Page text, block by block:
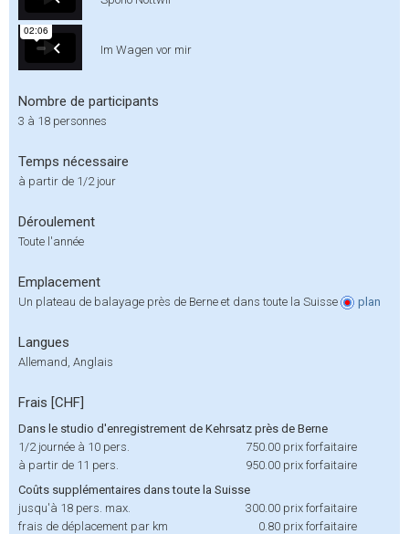
Im Wagen vor mir
Nombre de participants
3 à 18 personnes
Temps nécessaire
à partir de 1/2 jour
Déroulement
Toute l'année
Emplacement
Un plateau de balayage près de Berne et dans toute la Suisse plan
Langues
Allemand, Anglais
Frais [CHF]
Dans le studio d'enregistrement de Kehrsatz près de Berne
1/2 journée à 10 pers.
750.00 prix forfaitaire
à partir de 11 pers.
950.00 prix forfaitaire
Coûts supplémentaires dans toute la Suisse
jusqu'à 18 pers. max.
300.00 prix forfaitaire
frais de déplacement par km
0.80 prix forfaitaire